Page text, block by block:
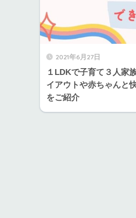
2021年6月27日
１LDKで子育て３人家
イアウトや赤ちゃんと
をご紹介